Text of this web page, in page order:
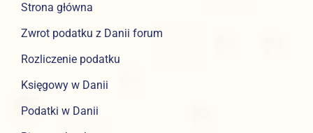
Strona główna
Zwrot podatku z Danii forum
Rozliczenie podatku
Księgowy w Danii
Podatki w Danii